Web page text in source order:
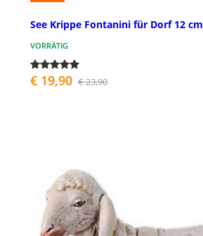
See Krippe Fontanini für Dorf 12 cm
VORRÄTIG
€ 19,90 € 23,90